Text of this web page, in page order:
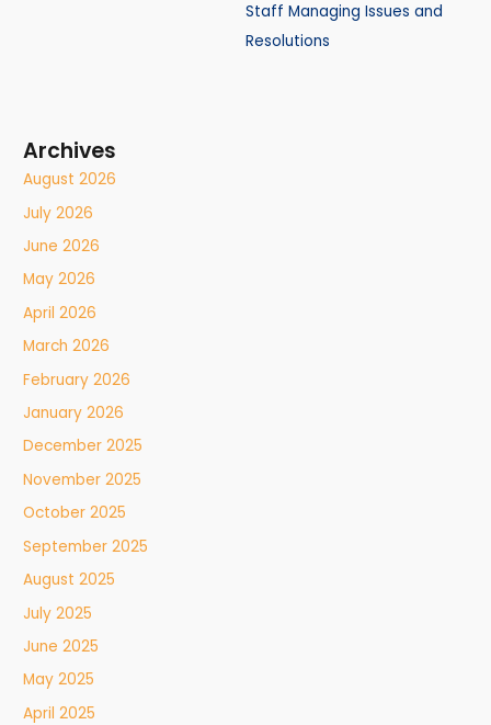
Staff Managing Issues and
Resolutions
Archives
August 2026
July 2026
June 2026
May 2026
April 2026
March 2026
February 2026
January 2026
December 2025
November 2025
October 2025
September 2025
August 2025
July 2025
June 2025
May 2025
April 2025